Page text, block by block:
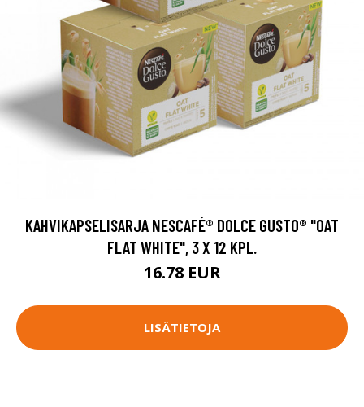
KAHVIKAPSELISARJA NESCAFÉ® DOLCE GUSTO® "OAT
FLAT WHITE", 3 X 12 KPL.
16.78 EUR
LISÄTIETOJA